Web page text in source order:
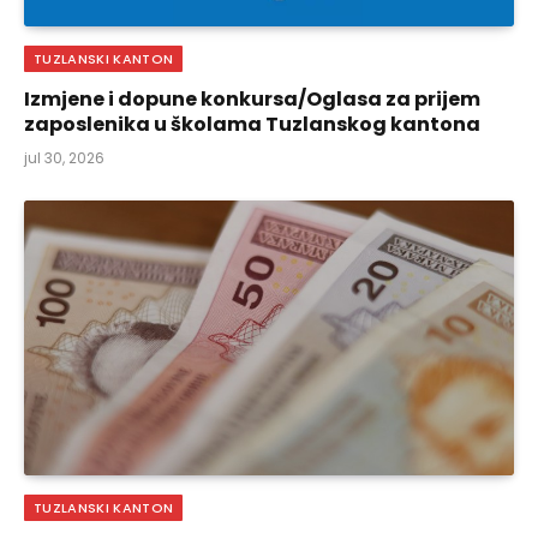
TUZLANSKI KANTON
Izmjene i dopune konkursa/Oglasa za prijem
zaposlenika u školama Tuzlanskog kantona
jul 30, 2026
TUZLANSKI KANTON